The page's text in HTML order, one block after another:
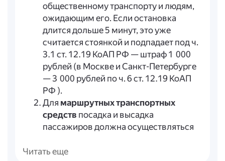
общественному транспорту и людям,
ожидающим его. Если остановка
длится дольше 5 минут, это уже
считается стоянкой и подпадает под ч.
3.1 ст. 12.19 КоАП РФ — штраф 1 000
рублей (в Москве и Санкт-Петербурге
— 3 000 рублей по ч. 6 ст. 12.19 КоАП
РФ ).
Для маршрутных транспортных
средств посадка и высадка
пассажиров должна осуществляться
остановочных пунктах
Читать еще